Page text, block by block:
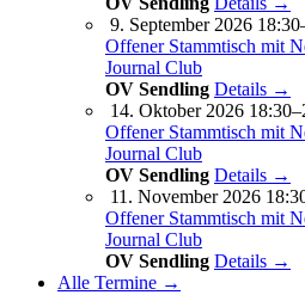
9. September 2026
Offener Stammtisch mit
Journal Club
OV Sendling Details →
14. Oktober 2026
Offener Stammtisch mit
Journal Club
OV Sendling Details →
11. November 2026
Offener Stammtisch mit
Journal Club
OV Sendling Details →
Alle Termine →